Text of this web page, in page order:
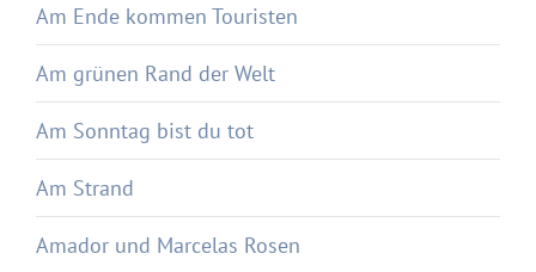
Am Ende kommen Touristen
Am grünen Rand der Welt
Am Sonntag bist du tot
Am Strand
Amador und Marcelas Rosen